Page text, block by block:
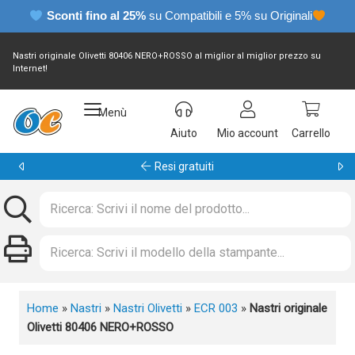
Sconti fino al 25% su Compatibili e 5% su Originali
Nastri originale Olivetti 80406 NERO+ROSSO al miglior al miglior prezzo su
Internet!
Menù
Aiuto
Mio account Carrello
Resi gratuiti
Home » Nastri » Nastri Olivetti » ECR 003 » Nastri originale
Olivetti 80406 NERO+ROSSO